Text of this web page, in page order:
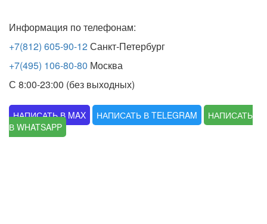
Информация по телефонам:
+7(812) 605-90-12Санкт-Петербург
+7(495) 106-80-80 Москва
С 8:00-23:00 (без выходных)
НАПИСАТЬ В MAX НАПИСАТЬ В TELEGRAM
НАПИСАТЬ
В WHATSAPP